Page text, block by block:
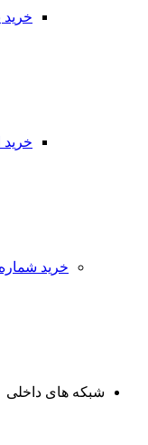
خرید
خرید
خرید
شبکه های داخلی